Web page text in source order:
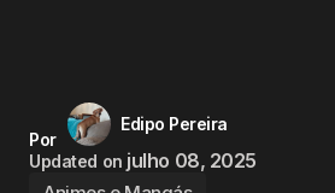
Por
Edipo Pereira
Updated on julho 08, 2025